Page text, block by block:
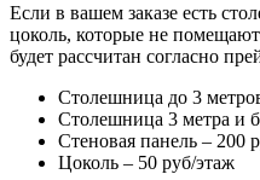
Если в вашем заказе есть
цоколь, которые не
будет рассчитан согласно
Столешница до 3
Столешница 3 метра и
Стеновая панель – 200
Цоколь – 50 руб/этаж